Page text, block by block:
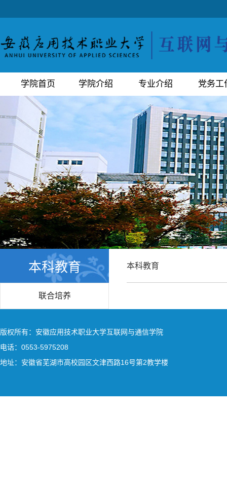
学院首页 学院介绍 专业介绍 党务工
本科教育
联合培养
本科教育
版权所有：安徽应用技术职业大学互联网与通信学院
电话：0553-5975208
地址：安徽省芜湖市高校园区文津西路16号第2教学楼